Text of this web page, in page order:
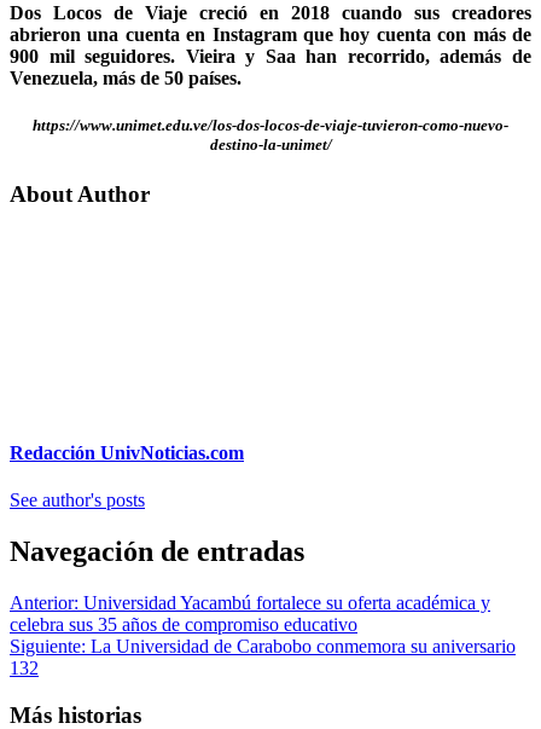
Dos Locos de Viaje creció en 2018 cuando sus creadores
abrieron una cuenta en Instagram que hoy cuenta con más de
900 mil seguidores. Vieira y Saa han recorrido, además de
Venezuela, más de 50 países.
https://www.unimet.edu.ve/los-dos-locos-de-viaje-tuvieron-como-nuevo-
destino-la-unimet/
About Author
Redacción UnivNoticias.com
See author's posts
Navegación de entradas
Anterior: Universidad Yacambú fortalece su oferta académica y
celebra sus 35 años de compromiso educativo
Siguiente: La Universidad de Carabobo conmemora su aniversario
132
Más historias